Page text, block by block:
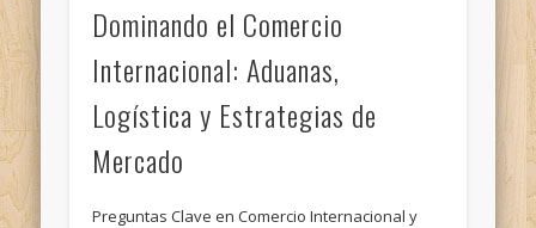
Dominando el Comercio
Internacional: Aduanas,
Logística y Estrategias de
Mercado
Preguntas Clave en Comercio Internacional y